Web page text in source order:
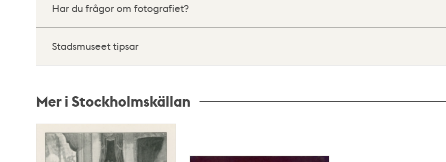
Har du frågor om fotografiet?
Stadsmuseet tipsar
Mer i Stockholmskällan
poster
och